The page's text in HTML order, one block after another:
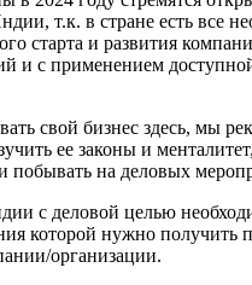
т.к. в стране есть все
старта и развития
и с применением
свой бизнес здесь, мы
ее законы и
побывать на деловых
с деловой целью
которой нужно получить
организации.